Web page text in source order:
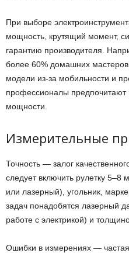
При выборе
мощность, крутящий момент,
гарантию производителя.
более 60% домашних
модели из-за мобильности и
профессионалы предпочитают
мощности.
Измерительные
Точность — залог
следует включить рулетку 5–8
или лазерный), угольник,
задач понадобятся лазерный
работе с электрикой) и
Ошибки в измерениях —